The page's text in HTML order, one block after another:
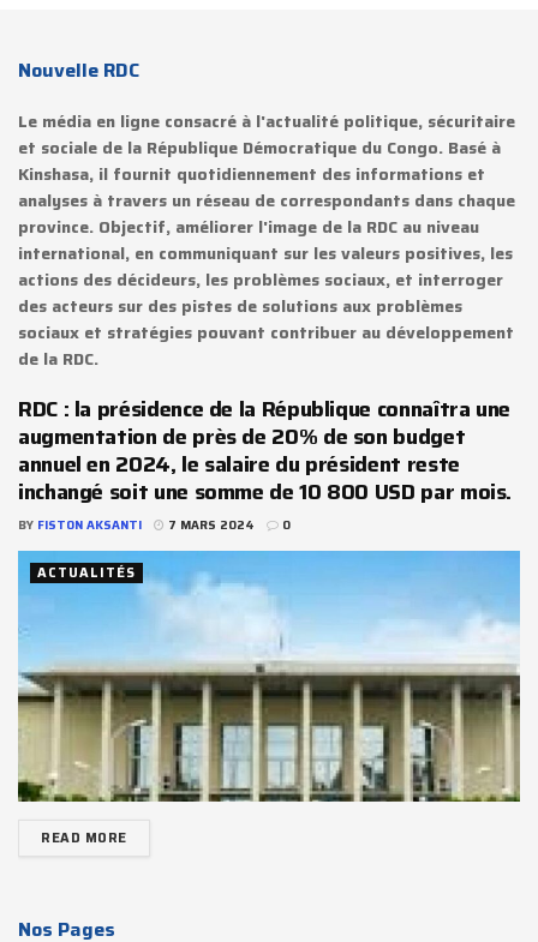
Nouvelle RDC
Le média en ligne consacré à l'actualité politique, sécuritaire
et sociale de la République Démocratique du Congo. Basé à
Kinshasa, il fournit quotidiennement des informations et
analyses à travers un réseau de correspondants dans chaque
province. Objectif, améliorer l'image de la RDC au niveau
international, en communiquant sur les valeurs positives, les
actions des décideurs, les problèmes sociaux, et interroger
des acteurs sur des pistes de solutions aux problèmes
sociaux et stratégies pouvant contribuer au développement
de la RDC.
RDC : la présidence de la République connaîtra une
augmentation de près de 20% de son budget
annuel en 2024, le salaire du président reste
inchangé soit une somme de 10 800 USD par mois.
BY FISTON AKSANTI 7 MARS 2024 0
ACTUALITÉS
READ MORE
Nos Pages